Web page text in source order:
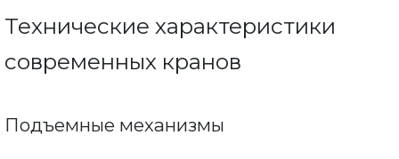
Технические характеристики
современных кранов
Подъемные механизмы